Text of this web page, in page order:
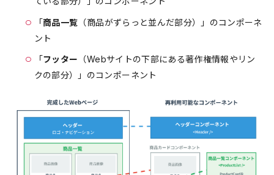
「商品一覧 （商品がずらっと並んだ部分）」のコンポーネ
ント
「フッター （Webサイトの下部にある著作権情報やリン
クの部分）」のコンポーネント